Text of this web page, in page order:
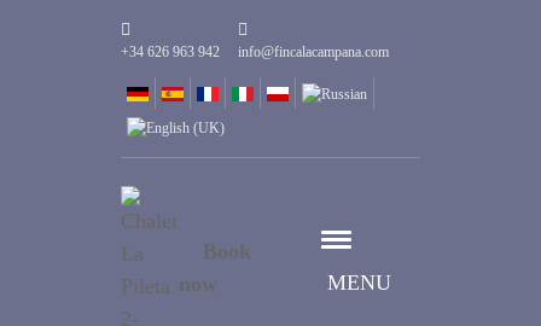
+34 626 963 942 info@fincalacampana.com
MENU
Book
now